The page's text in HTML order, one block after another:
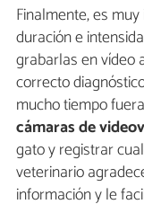
Finalmente, es
duración e
grabarlas en vídeo
correcto
mucho tiempo
cámaras de
gato y registrar
veterinario
información y le